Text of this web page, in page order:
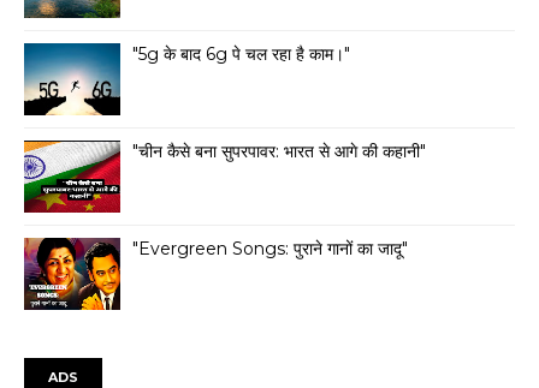
"5g के बाद 6g पे चल रहा है काम।"
"चीन कैसे बना सुपरपावर: भारत से आगे की कहानी"
"Evergreen Songs: पुराने गानों का जादू"
ADS